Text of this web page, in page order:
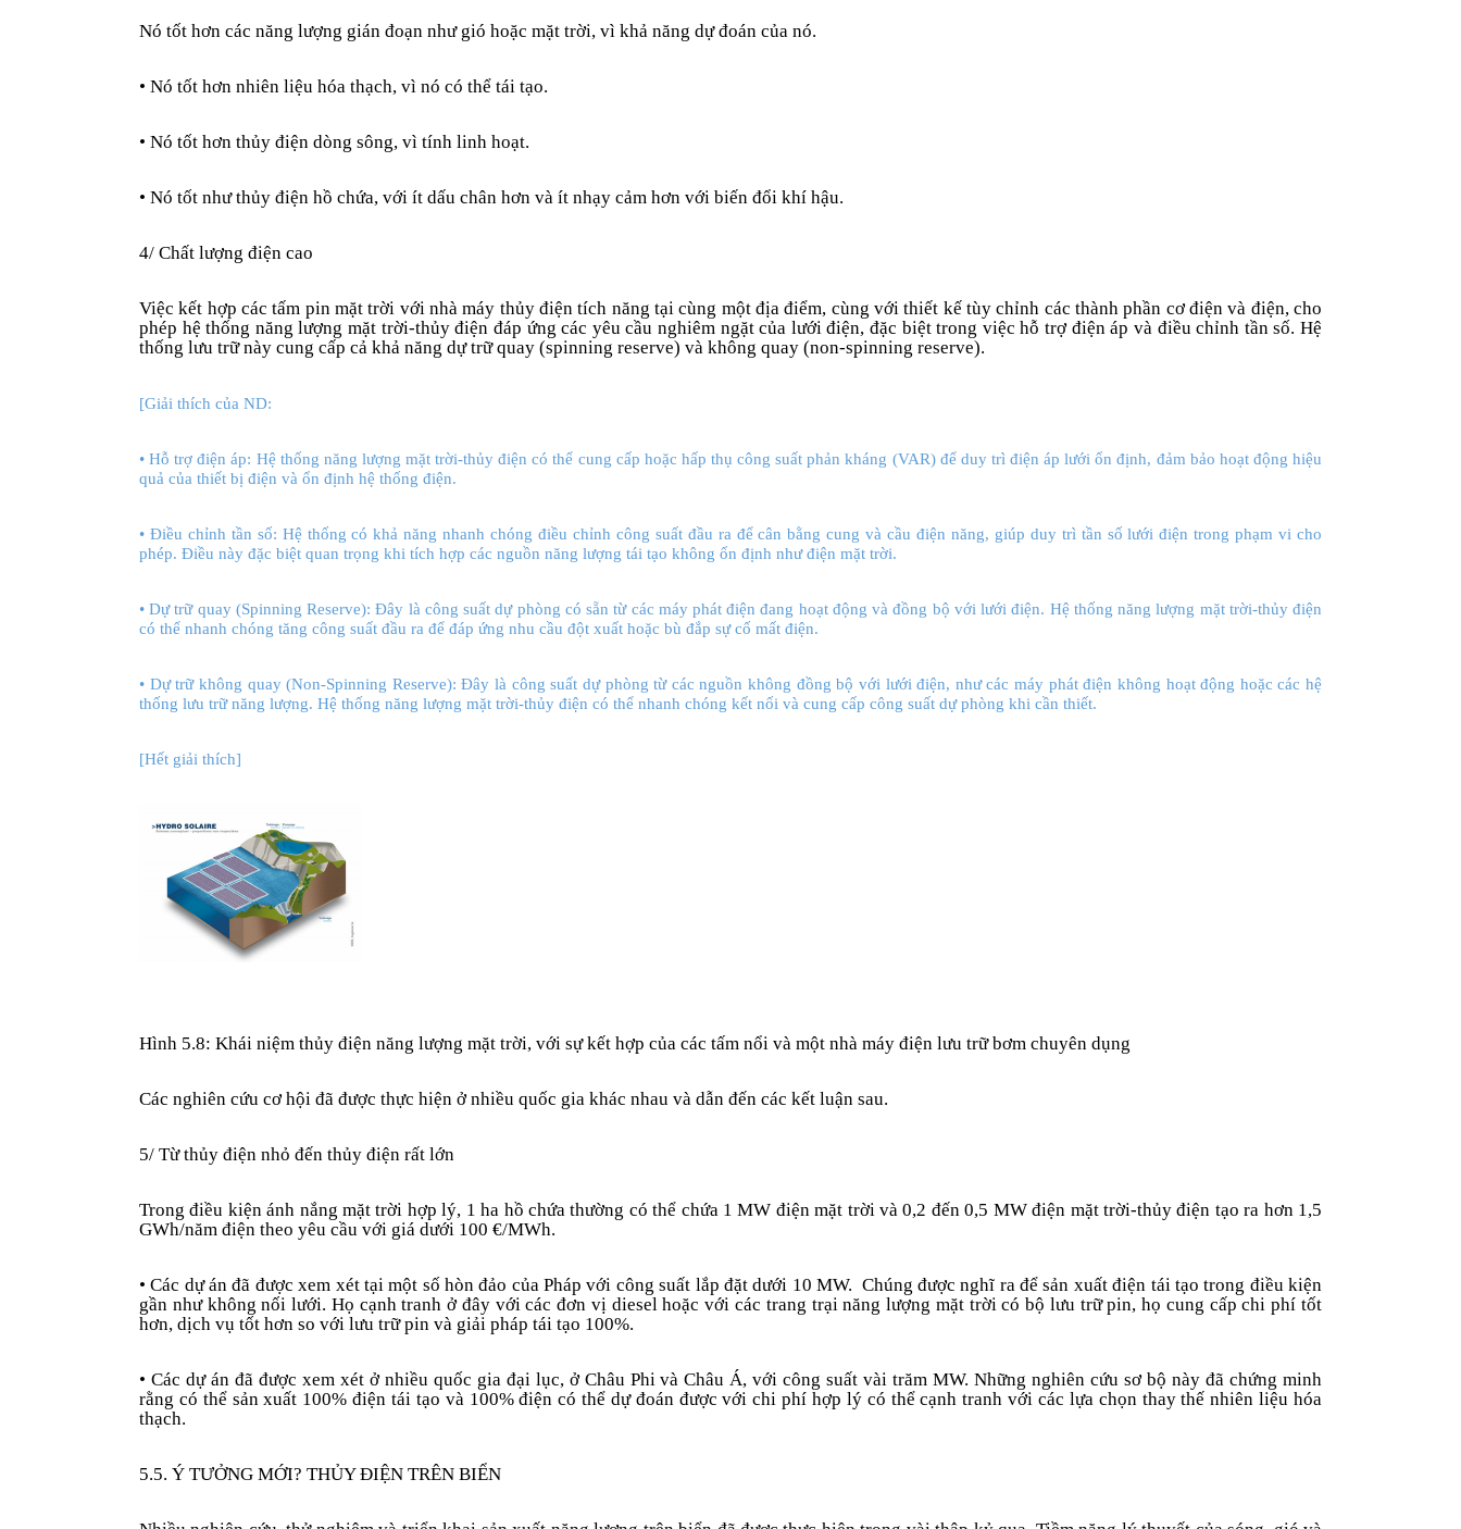
Nó tốt hơn các năng lượng gián đoạn như gió hoặc mặt trời, vì khả năng dự đoán của nó.
• Nó tốt hơn nhiên liệu hóa thạch, vì nó có thể tái tạo.
• Nó tốt hơn thủy điện dòng sông, vì tính linh hoạt.
• Nó tốt như thủy điện hồ chứa, với ít dấu chân hơn và ít nhạy cảm hơn với biến đổi khí hậu.
4/ Chất lượng điện cao
Việc kết hợp các tấm pin mặt trời với nhà máy thủy điện tích năng tại cùng một địa điểm, cùng với thiết kế tùy chỉnh các thành phần cơ điện và điện, cho
phép hệ thống năng lượng mặt trời-thủy điện đáp ứng các yêu cầu nghiêm ngặt của lưới điện, đặc biệt trong việc hỗ trợ điện áp và điều chỉnh tần số. Hệ
thống lưu trữ này cung cấp cả khả năng dự trữ quay (spinning reserve) và không quay (non-spinning reserve).
[Giải thích của ND:
• Hỗ trợ điện áp: Hệ thống năng lượng mặt trời-thủy điện có thể cung cấp hoặc hấp thụ công suất phản kháng (VAR) để duy trì điện áp lưới ổn định, đảm bảo hoạt động hiệu
quả của thiết bị điện và ổn định hệ thống điện.
• Điều chỉnh tần số: Hệ thống có khả năng nhanh chóng điều chỉnh công suất đầu ra để cân bằng cung và cầu điện năng, giúp duy trì tần số lưới điện trong phạm vi cho
phép. Điều này đặc biệt quan trọng khi tích hợp các nguồn năng lượng tái tạo không ổn định như điện mặt trời.
• Dự trữ quay (Spinning Reserve): Đây là công suất dự phòng có sẵn từ các máy phát điện đang hoạt động và đồng bộ với lưới điện. Hệ thống năng lượng mặt trời-thủy điện
có thể nhanh chóng tăng công suất đầu ra để đáp ứng nhu cầu đột xuất hoặc bù đắp sự cố mất điện.
• Dự trữ không quay (Non-Spinning Reserve): Đây là công suất dự phòng từ các nguồn không đồng bộ với lưới điện, như các máy phát điện không hoạt động hoặc các hệ
thống lưu trữ năng lượng. Hệ thống năng lượng mặt trời-thủy điện có thể nhanh chóng kết nối và cung cấp công suất dự phòng khi cần thiết.
[Hết giải thích]
Hình 5.8: Khái niệm thủy điện năng lượng mặt trời, với sự kết hợp của các tấm nổi và một nhà máy điện lưu trữ bơm chuyên dụng
Các nghiên cứu cơ hội đã được thực hiện ở nhiều quốc gia khác nhau và dẫn đến các kết luận sau.
5/ Từ thủy điện nhỏ đến thủy điện rất lớn
Trong điều kiện ánh nắng mặt trời hợp lý, 1 ha hồ chứa thường có thể chứa 1 MW điện mặt trời và 0,2 đến 0,5 MW điện mặt trời-thủy điện tạo ra hơn 1,5
GWh/năm điện theo yêu cầu với giá dưới 100 €/MWh.
• Các dự án đã được xem xét tại một số hòn đảo của Pháp với công suất lắp đặt dưới 10 MW. Chúng được nghĩ ra để sản xuất điện tái tạo trong điều kiện
gần như không nối lưới. Họ cạnh tranh ở đây với các đơn vị diesel hoặc với các trang trại năng lượng mặt trời có bộ lưu trữ pin, họ cung cấp chi phí tốt
hơn, dịch vụ tốt hơn so với lưu trữ pin và giải pháp tái tạo 100%.
• Các dự án đã được xem xét ở nhiều quốc gia đại lục, ở Châu Phi và Châu Á, với công suất vài trăm MW. Những nghiên cứu sơ bộ này đã chứng minh
rằng có thể sản xuất 100% điện tái tạo và 100% điện có thể dự đoán được với chi phí hợp lý có thể cạnh tranh với các lựa chọn thay thế nhiên liệu hóa
thạch.
5.5. Ý TƯỞNG MỚI? THỦY ĐIỆN TRÊN BIỂN